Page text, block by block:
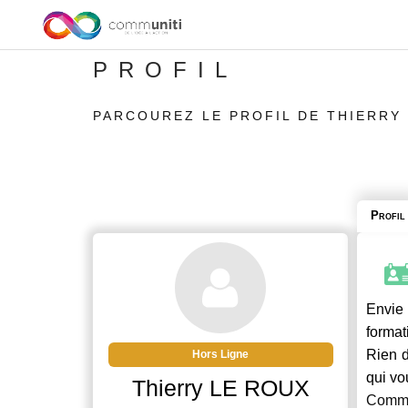
PROFIL
PARCOUREZ LE PROFIL DE THIERRY
Hors Ligne
Thierry LE ROUX
Profil
Rien
qui